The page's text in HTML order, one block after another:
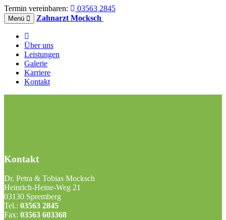
Termin vereinbaren: 03563 2845
Menü Zahnarzt Mocksch
Über uns
Leistungen
Galerie
Karriere
Kontakt
Kontakt
Dr. Petra & Tobias Mocksch
Heinrich-Heine-Weg 21
03130 Spremberg
Tel.: 03563 2845
Fax: 03563 603368